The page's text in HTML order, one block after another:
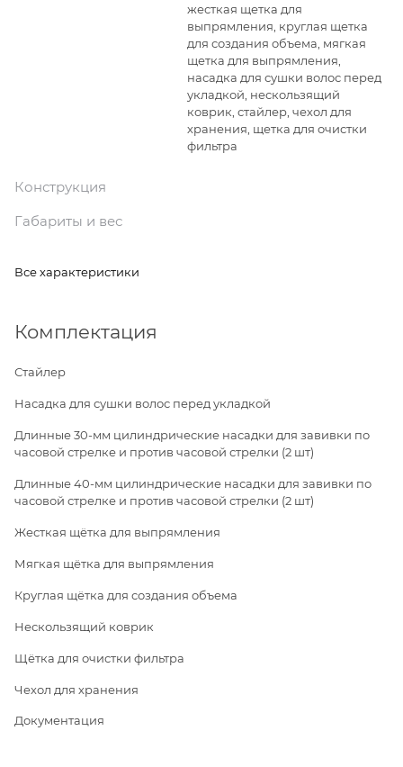
жесткая щетка для
выпрямления, круглая щетка
для создания объема, мягкая
щетка для выпрямления,
насадка для сушки волос перед
укладкой, нескользящий
коврик, стайлер, чехол для
хранения, щетка для очистки
фильтра
Конструкция
Габариты и вес
Все характеристики
Комплектация
Стайлер
Насадка для сушки волос перед укладкой
Длинные 30-мм цилиндрические насадки для завивки по
часовой стрелке и против часовой стрелки (2 шт)
Длинные 40-мм цилиндрические насадки для завивки по
часовой стрелке и против часовой стрелки (2 шт)
Жесткая щётка для выпрямления
Мягкая щётка для выпрямления
Круглая щётка для создания объема
Нескользящий коврик
Щётка для очистки фильтра
Чехол для хранения
Документация